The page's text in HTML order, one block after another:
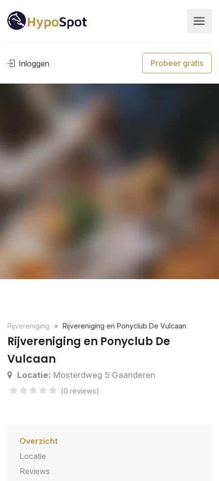
Inloggen Probeer gratis
Rijvereniging Rijvereniging en Ponyclub De Vulcaan
Rijvereniging en Ponyclub De
Vulcaan
Locatie: Mosterdweg 5 Gaanderen
(0 reviews)
Overzicht
Locatie
Reviews